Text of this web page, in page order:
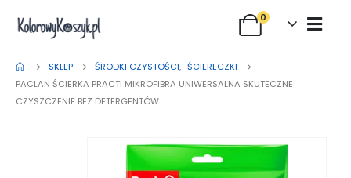
0
SKLEP ŚRODKI CZYSTOŚCI, ŚCIERECZKI
PACLAN ŚCIERKA PRACTI MIKROFIBRA UNIWERSALNA SKUTECZNE
CZYSZCZENIE BEZ DETERGENTÓW